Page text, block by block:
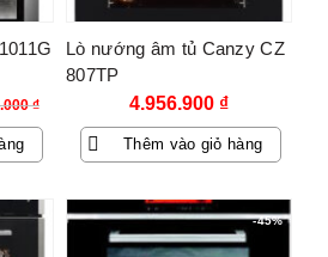
₫
Lò nướng âm tủ Canzy CZ
807TP
4.956.900 ₫
Thêm vào giỏ hàng
-45%